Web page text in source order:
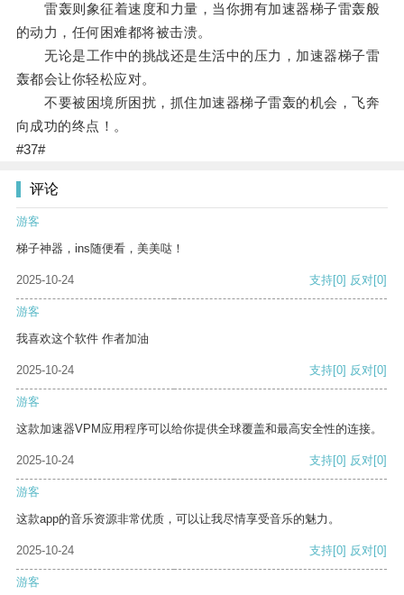
雷轰则象征着速度和力量，当你拥有加速器梯子雷轰般
的动力，任何困难都将被击溃。
无论是工作中的挑战还是生活中的压力，加速器梯子雷
轰都会让你轻松应对。
不要被困境所困扰，抓住加速器梯子雷轰的机会，飞奔
向成功的终点！。
#37#
评论
游客
梯子神器，ins随便看，美美哒！
2025-10-24 支持[0] 反对[0]
游客
我喜欢这个软件 作者加油
2025-10-24 支持[0] 反对[0]
游客
这款加速器VPM应用程序可以给你提供全球覆盖和最高安全性的连接。
2025-10-24 支持[0] 反对[0]
游客
这款app的音乐资源非常优质，可以让我尽情享受音乐的魅力。
2025-10-24 支持[0] 反对[0]
游客